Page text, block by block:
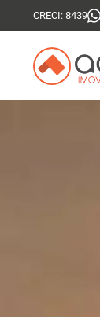
CRECI: 8439